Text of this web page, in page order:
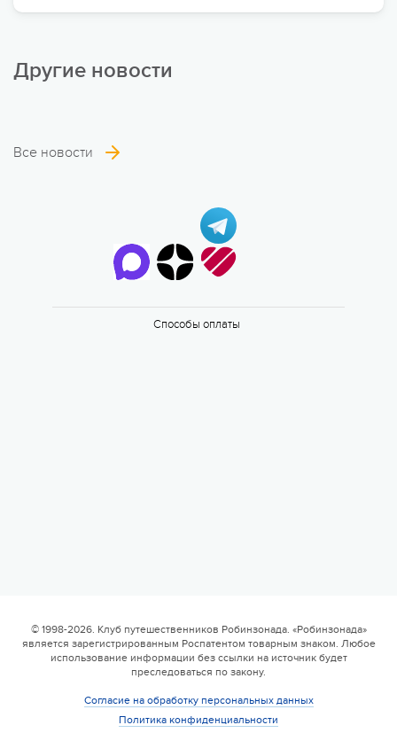
Другие новости
Валдайская Робинзонада. Классик (домики)
17 августа 2026
Все новости
Способы оплаты
© 1998-2026. Клуб путешественников Робинзонада. «Робинзонада»
является зарегистрированным Роспатентом товарным знаком. Любое
использование информации без ссылки на источник будет
преследоваться по закону.
Согласие на обработку персональных данных
Политика конфиденциальности